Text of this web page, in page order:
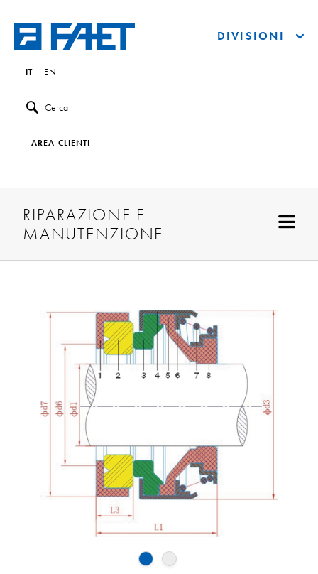
IT EN
Cerca
AREA CLIENTI
DIVISIONI
RIPARAZIONE E
MANUTENZIONE